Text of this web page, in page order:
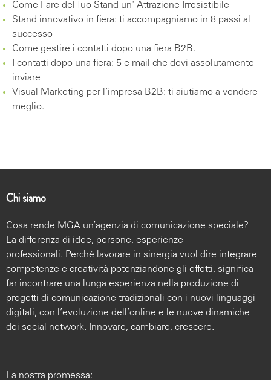
Come Fare del Tuo Stand un' Attrazione Irresistibile
Stand innovativo in fiera: ti accompagniamo in 8 passi al
successo
Come gestire i contatti dopo una fiera B2B.
I contatti dopo una fiera: 5 e-mail che devi assolutamente
inviare
Visual Marketing per l’impresa B2B: ti aiutiamo a vendere
meglio.
Chi siamo
Cosa rende MGA un’agenzia di comunicazione speciale?
La differenza di idee, persone, esperienze
professionali. Perché lavorare in sinergia vuol dire integrare
competenze e creatività potenziandone gli effetti, significa
far incontrare una lunga esperienza nella produzione di
progetti di comunicazione tradizionali con i nuovi linguaggi
digitali, con l’evoluzione dell’online e le nuove dinamiche
dei social network. Innovare, cambiare, crescere.
La nostra promessa: